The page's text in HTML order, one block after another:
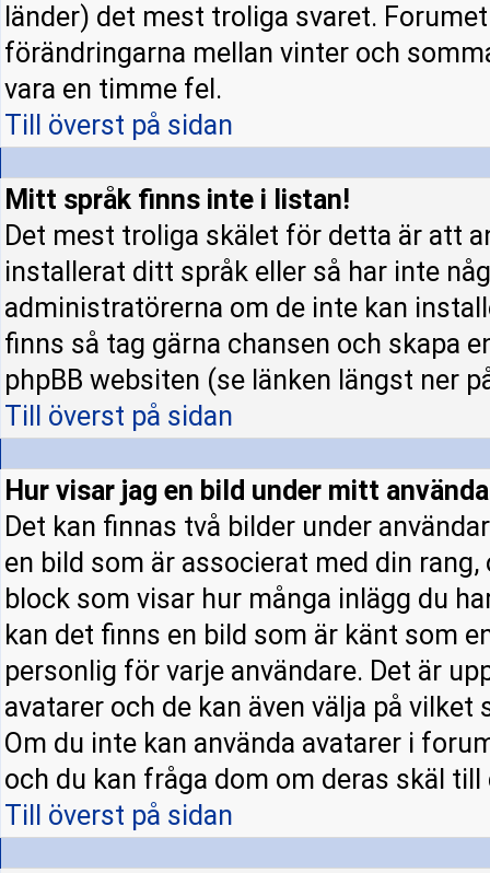
länder) det mest troliga svaret.
förändringarna mellan vinter och
vara en timme fel.
Till överst på sidan
Mitt språk finns inte i listan!
Det mest troliga skälet för detta är att
installerat ditt språk eller så har inte
administratörerna om de inte kan
finns så tag gärna chansen och skapa
phpBB websiten (se länken längst ner
Till överst på sidan
Hur visar jag en bild under mitt
Det kan finnas två bilder under
en bild som är associerat med din
block som visar hur många inlägg du
kan det finns en bild som är känt som
personlig för varje användare. Det är
avatarer och de kan även välja på
Om du inte kan använda avatarer i
och du kan fråga dom om deras skäl
Till överst på sidan